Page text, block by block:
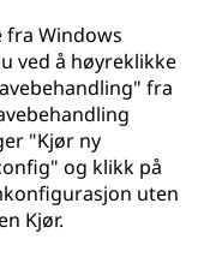
fra Windows
ved å høyreklikke
fra
"Kjør ny
og klikk på
uten
Kjør.